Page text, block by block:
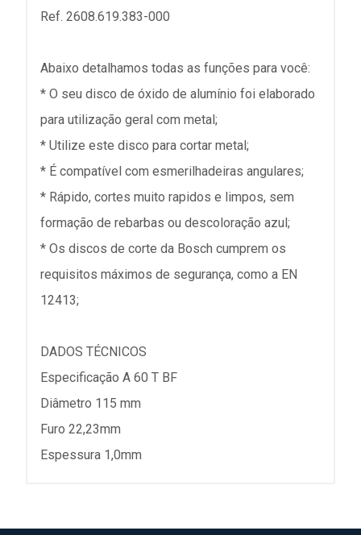
Ref. 2608.619.383-000
Abaixo detalhamos todas as funções para você:
* O seu disco de óxido de alumínio foi elaborado
para utilização geral com metal;
* Utilize este disco para cortar metal;
* É compatível com esmerilhadeiras angulares;
* Rápido, cortes muito rapidos e limpos, sem
formação de rebarbas ou descoloração azul;
* Os discos de corte da Bosch cumprem os
requisitos máximos de segurança, como a EN
12413;
DADOS TÉCNICOS
Especificação A 60 T BF
Diâmetro 115 mm
Furo 22,23mm
Espessura 1,0mm